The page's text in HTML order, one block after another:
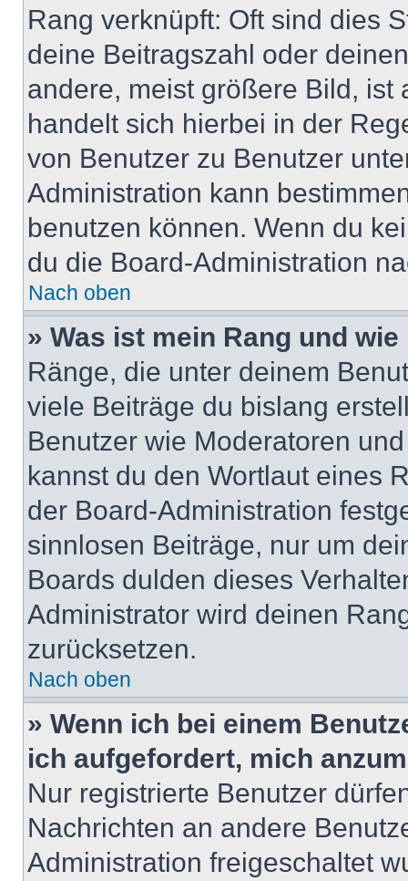
Rang verknüpft: Oft sind dies
deine Beitragszahl oder
andere, meist größere Bild, ist
handelt sich hierbei in der
von Benutzer zu Benutzer
Administration kann
benutzen können. Wenn du
du die Board-Administration
Nach oben
» Was ist mein Rang und
Ränge, die unter deinem
viele Beiträge du bislang
Benutzer wie Moderatoren
kannst du den Wortlaut eines
der Board-Administration
sinnlosen Beiträge, nur um
Boards dulden dieses
Administrator wird deinen
zurücksetzen.
Nach oben
» Wenn ich bei einem
ich aufgefordert, mich
Nur registrierte Benutzer
Nachrichten an andere
Administration freigeschaltet